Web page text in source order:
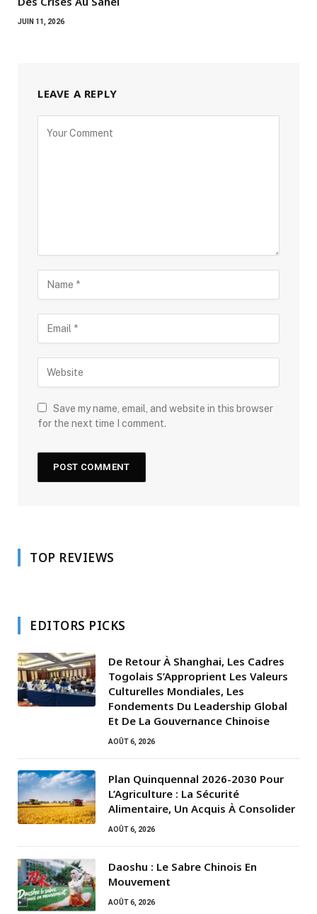
JUIN 11, 2026
LEAVE A REPLY
Save my name, email, and website in this browser
for the next time I comment.
TOP REVIEWS
EDITORS PICKS
De Retour À Shanghai, Les Cadres
Togolais S’Approprient Les Valeurs
Culturelles Mondiales, Les
Fondements Du Leadership Global
Et De La Gouvernance Chinoise
AOÛT 6, 2026
Plan Quinquennal 2026-2030 Pour
L’Agriculture : La Sécurité
Alimentaire, Un Acquis À Consolider
AOÛT 6, 2026
Daoshu : Le Sabre Chinois En
Mouvement
AOÛT 6, 2026